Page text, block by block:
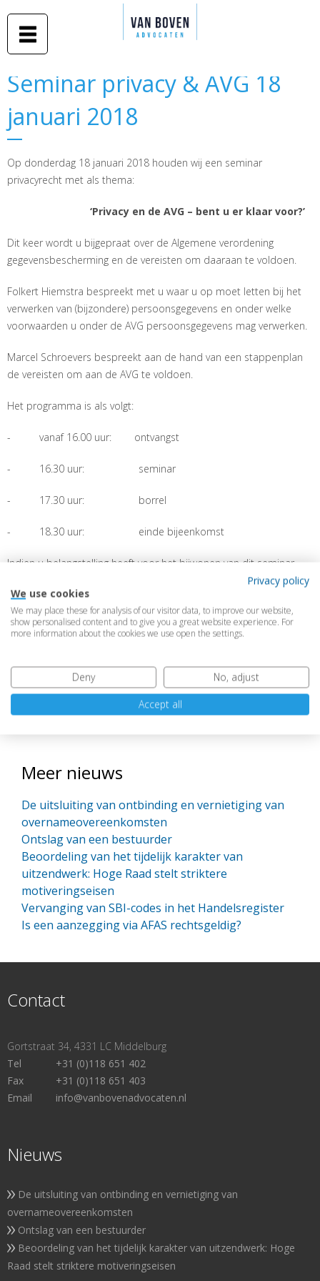
en naar
de inhoud
Van Boven
advocaten
Middelburg
-
Amsterdam
advies in
begrijpelijke
taal
Seminar privacy & AVG 18
januari 2018
Seminar privacy & AVG 18
januari 2018
Op donderdag 18 januari 2018 houden wij een seminar
privacyrecht met als thema:
‘Privacy en de AVG – bent u er klaar voor?’
Dit keer wordt u bijgepraat over de Algemene verordening
gegevensbescherming en de vereisten om daaraan te voldoen.
Folkert Hiemstra bespreekt met u waar u op moet letten bij het
verwerken van (bijzondere) persoonsgegevens en onder welke
voorwaarden u onder de AVG persoonsgegevens mag verwerken.
Marcel Schroevers bespreekt aan de hand van een stappenplan
de vereisten om aan de AVG te voldoen.
Het programma is als volgt:
- vanaf 16.00 uur: ontvangst
- 16.30 uur: seminar
- 17.30 uur: borrel
- 18.30 uur: einde bijeenkomst
Indien u belangstelling heeft voor het bijwonen van dit seminar,
verzoeken wij u om zich tijdig per e-mail aan te melden
info@vanbovenadvocaten.nl
behandeld in volgorde van binnenkomst. U ontvangt een
bevestiging van uw aanmelding.
Meer nieuws
De uitsluiting van ontbinding en vernietiging van
overnameovereenkomsten
Ontslag van een bestuurder
Beoordeling van het tijdelijk karakter van
uitzendwerk: Hoge Raad stelt striktere
motiveringseisen
Vervanging van SBI-codes in het Handelsregister
Is een aanzegging via AFAS rechtsgeldig?
Contact
Gortstraat 34, 4331 LC Middelburg
Tel
+31 (0)118 651 402
Fax
+31 (0)118 651 403
Email
info@vanbovenadvocaten.nl
Nieuws
De uitsluiting van ontbinding en vernietiging van
overnameovereenkomsten
Ontslag van een bestuurder
Beoordeling van het tijdelijk karakter van uitzendwerk: Hoge
Raad stelt striktere motiveringseisen
Privacy policy
We use cookies
We may place these for analysis of our visitor data, to improve our website,
show personalised content and to give you a great website experience. For
more information about the cookies we use open the settings.
Deny
No, adjust
Accept all